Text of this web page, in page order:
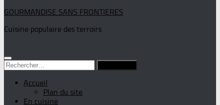
GOURMANDISE SANS FRONTIERES
Cuisine populaire des terroirs
Rechercher :
Accueil
Plan du site
En cuisine